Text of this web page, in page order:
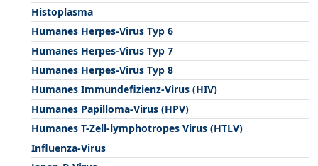
Histoplasma
Humanes Herpes-Virus Typ 6
Humanes Herpes-Virus Typ 7
Humanes Herpes-Virus Typ 8
Humanes Immundefizienz-Virus (HIV)
Humanes Papilloma-Virus (HPV)
Humanes T-Zell-lymphotropes Virus (HTLV)
Influenza-Virus